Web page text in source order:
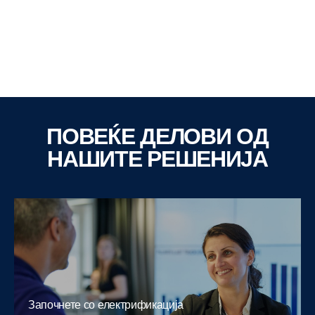
Bergkvarabuss
Градски, меѓуградски, школски и туристички
автобуси
Калмар, Шведска
1300 возила
15 Работилници
ПОВЕЌЕ ДЕЛОВИ ОД
НАШИТЕ РЕШЕНИЈА
Започнете со електрификација